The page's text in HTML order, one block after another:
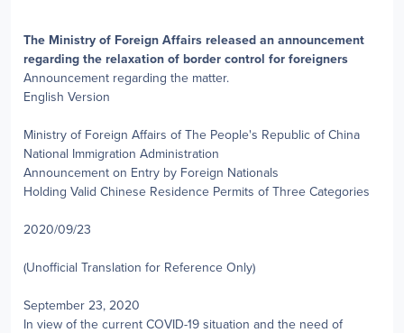
The Ministry of Foreign Affairs released an announcement
regarding the relaxation of border control for foreigners
Announcement regarding the matter.
English Version
Ministry of Foreign Affairs of The People's Republic of China
National Immigration Administration
Announcement on Entry by Foreign Nationals
Holding Valid Chinese Residence Permits of Three Categories
2020/09/23
(Unofficial Translation for Reference Only)
September 23, 2020
In view of the current COVID-19 situation and the need of